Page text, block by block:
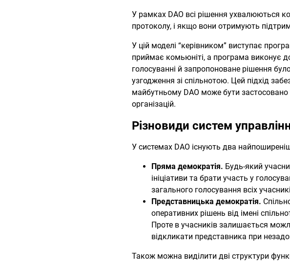
У рамках DAO всі рішення ухвалюються
протоколу, і якщо вони отримують
У цій моделі “керівником” виступає
приймає комьюніті, а програма виконує
голосуванні й запропоноване рішення
узгодження зі спільнотою. Цей підхід
майбутньому DAO може бути застосовано
організацій.
Різновиди систем
У системах DAO існують два
Пряма демократія. Будь-який
ініціативи та брати участь у
загального голосування всіх
Представницька демократія.
оперативних рішень від імені
Проте в учасників залишається
відкликати представника при
Також можна виділити дві структури